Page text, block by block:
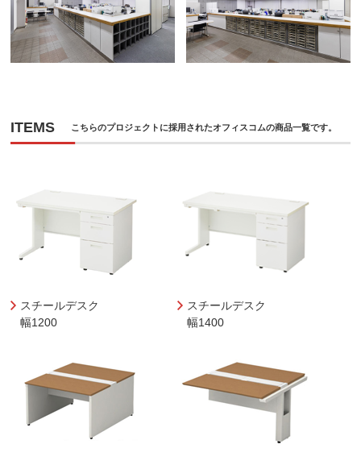
ITEMS こちらのプロジェクトに採用されたオフィスコムの商品一覧です。
スチールデスク
幅1200
スチールデスク
幅1400